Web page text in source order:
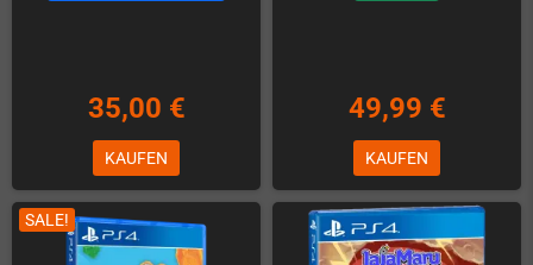
35,00 €
KAUFEN
49,99 €
KAUFEN
SALE!